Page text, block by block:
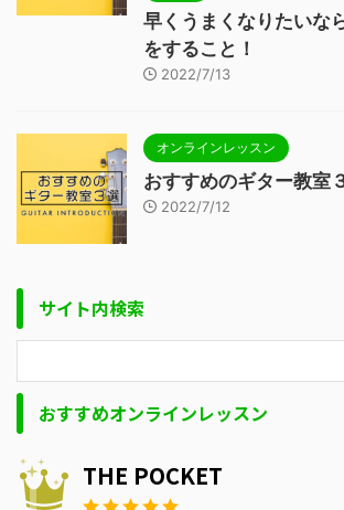
早くうまくなりたいな
をすること！
2022/7/13
オンラインレッスン
おすすめのギター教室
2022/7/12
サイト内検索
おすすめオンラインレッスン
THE POCKET